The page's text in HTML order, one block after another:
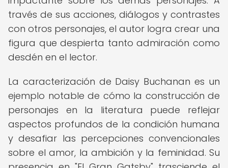
través de sus acciones, diálogos y contrastes
con otros personajes, el autor logra crear una
figura que despierta tanto admiración como
desdén en el lector.
La caracterización de Daisy Buchanan es un
ejemplo notable de cómo la construcción de
personajes en la literatura puede reflejar
aspectos profundos de la condición humana
y desafiar las percepciones convencionales
sobre el amor, la ambición y la feminidad. Su